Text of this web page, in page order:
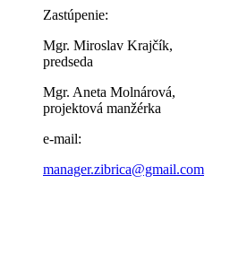
Zastúpenie:
Mgr. Miroslav Krajčík,
predseda
Mgr. Aneta Molnárová,
projektová manžérka
e-mail:
manager.zibrica@gmail.com